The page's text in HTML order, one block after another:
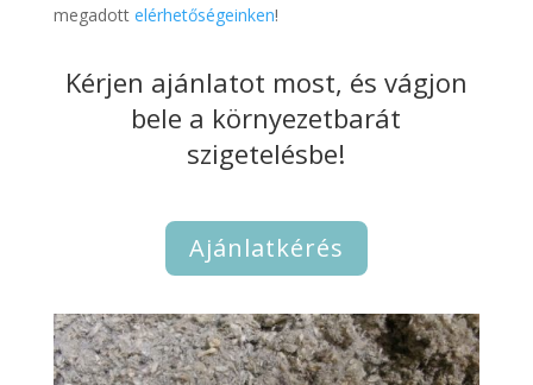
megadott elérhetőségeinken!
Kérjen ajánlatot most, és vágjon
bele a környezetbarát
szigetelésbe!
Ajánlatkérés